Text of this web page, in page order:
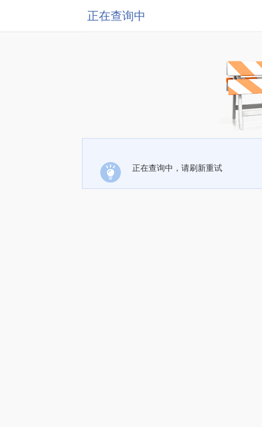
正在查询中
正在查询中，请刷新重试